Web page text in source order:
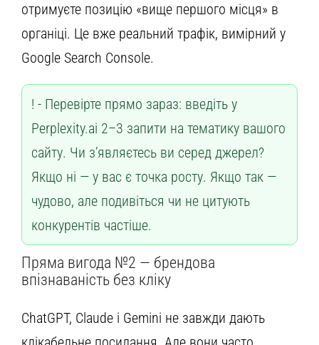
отримуєте позицію «вище першого місця» в
органіці. Це вже реальний трафік, вимірний у
Google Search Console.
Перевірте прямо зараз: введіть у
Perplexity.ai 2–3 запити на тематику вашого
сайту. Чи з’являєтесь ви серед джерел?
Якщо ні — у вас є точка росту. Якщо так —
чудово, але подивіться чи не цитують
конкурентів частіше.
Пряма вигода №2 — брендова
впізнаваність без кліку
ChatGPT, Claude і Gemini не завжди дають